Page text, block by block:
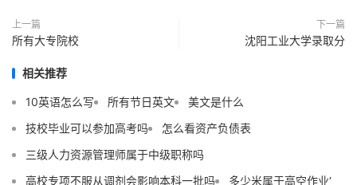
上一篇
所有大专院校
下一篇
沈阳工业大学录取分
相关推荐
10英语怎么写 所有节日英文
美文是什么
技校毕业可以参加高考吗
怎么看资产负债表
三级人力资源管理师属于中级职称吗
高校专项不服从调剂会影响本科一批吗
多少米属于高空作业‘